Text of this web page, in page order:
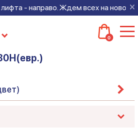
×
Ждем всех на новом месте!
0